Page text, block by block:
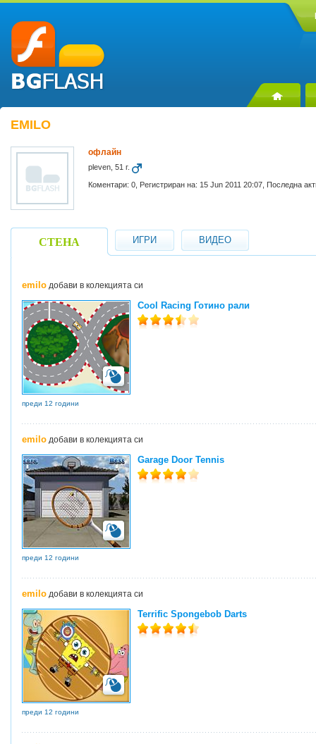
EMILO
офлайн
pleven, 51 г.
Коментари: 0, Регистриран на: 15 Jun 2011 20:07, Последна
СТЕНА ИГРИ ВИДЕО
emilo добави в колекцията си
Cool Racing Готино рали
преди 12 години
emilo добави в колекцията си
Garage Door Tennis
преди 12 години
emilo добави в колекцията си
Terrific Spongebob Darts
преди 12 години